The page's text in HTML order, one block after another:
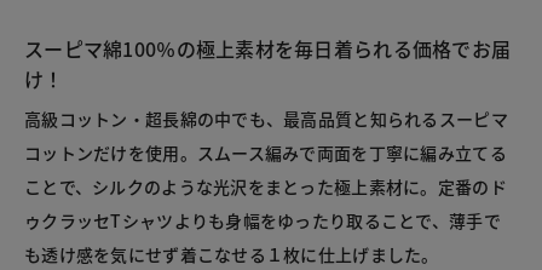
スーピマ綿100％の極上素材を毎日着られる価格でお届
け！
高級コットン・超長綿の中でも、最高品質と知られるスーピマ
コットンだけを使用。スムース編みで両面を丁寧に編み立てる
ことで、シルクのような光沢をまとった極上素材に。定番のド
ゥクラッセTシャツよりも身幅をゆったり取ることで、薄手で
も透け感を気にせず着こなせる１枚に仕上げました。